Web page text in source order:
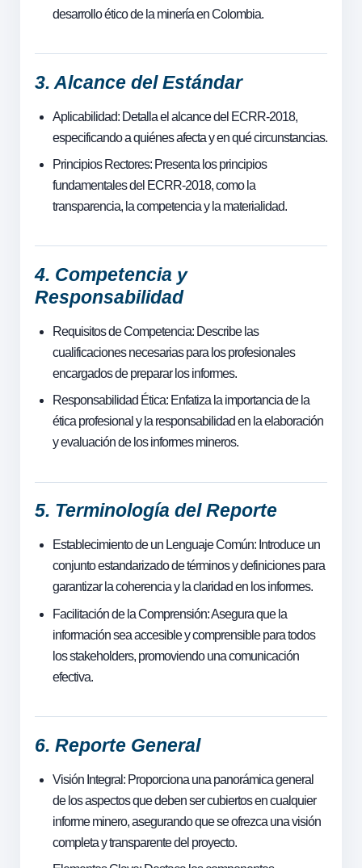
desarrollo ético de la minería en Colombia.
3. Alcance del Estándar
Aplicabilidad: Detalla el alcance del ECRR-2018,
especificando a quiénes afecta y en qué circunstancias.
Principios Rectores: Presenta los principios
fundamentales del ECRR-2018, como la
transparencia, la competencia y la materialidad.
4. Competencia y
Responsabilidad
Requisitos de Competencia: Describe las
cualificaciones necesarias para los profesionales
encargados de preparar los informes.
Responsabilidad Ética: Enfatiza la importancia de la
ética profesional y la responsabilidad en la elaboración
y evaluación de los informes mineros.
5. Terminología del Reporte
Establecimiento de un Lenguaje Común: Introduce un
conjunto estandarizado de términos y definiciones para
garantizar la coherencia y la claridad en los informes.
Facilitación de la Comprensión: Asegura que la
información sea accesible y comprensible para todos
los stakeholders, promoviendo una comunicación
efectiva.
6. Reporte General
Visión Integral: Proporciona una panorámica general
de los aspectos que deben ser cubiertos en cualquier
informe minero, asegurando que se ofrezca una visión
completa y transparente del proyecto.